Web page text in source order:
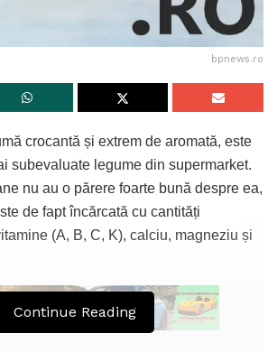
bpnews.ro
crocantă și extrem de aromată, este
subevaluate legume din supermarket.
nu au o părere foarte bună despre ea,
de fapt încărcată cu cantități
(A, B, C, K), calciu, magneziu și
Continue Reading